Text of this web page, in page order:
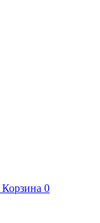
Корзина 0